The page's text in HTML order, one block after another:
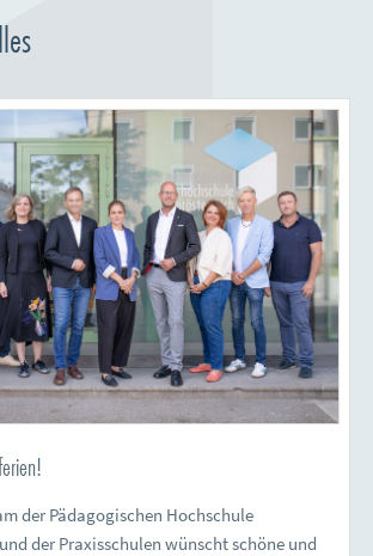
der Pädagogischen Hochschule
der Praxisschulen wünscht schöne und